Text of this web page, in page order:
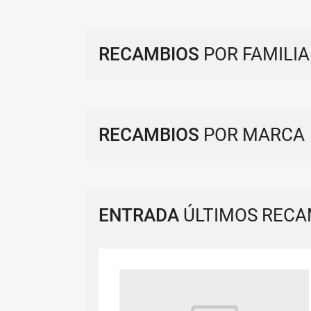
RECAMBIOS POR FAMILIA
RECAMBIOS POR MARCA
ENTRADA ÚLTIMOS